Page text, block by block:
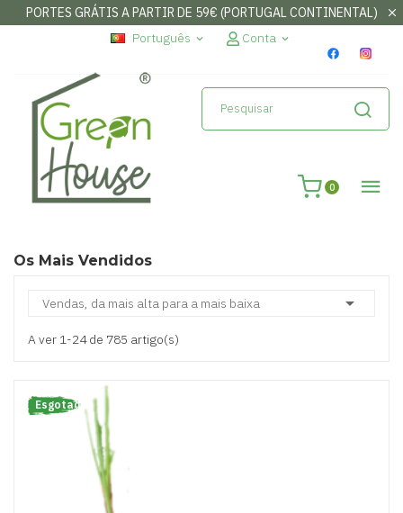
PORTES GRÁTIS A PARTIR DE 59€ (PORTUGAL CONTINENTAL)
Português expand_more Conta expand_more
0
Os Mais Vendidos
Vendas, da mais alta para a mais baixa 
A ver 1-24 de 785 artigo(s)
Esgotado
Entrar ×
Necessita de fazer log-in para guardar os seus favoritos
Cancelar